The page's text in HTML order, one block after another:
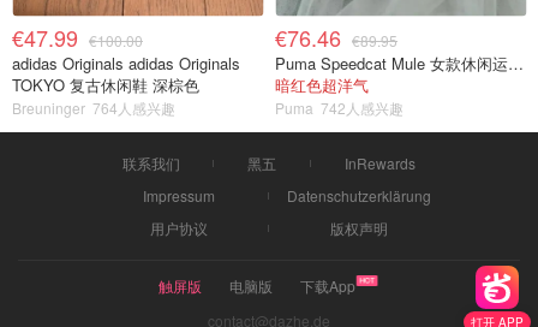
打开 APP
€47.99 €100.00
adidas Originals adidas Originals
TOKYO 复古休闲鞋 深棕色
Breuninger 764人感兴趣
€76.46 €89.95
Puma Speedcat Mule 女款休闲运动鞋
暗红色超洋气
Puma 742人感兴趣
联系我们 黑五
InRewards
Impressum
Datenschutzerklärung
用户协议
版权声明
触屏版 电脑版
下载App
contact@dazhe.de